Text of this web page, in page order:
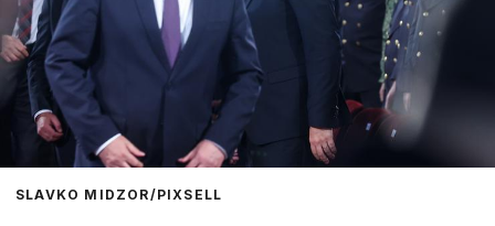
SLAVKO MIDZOR/PIXSELL